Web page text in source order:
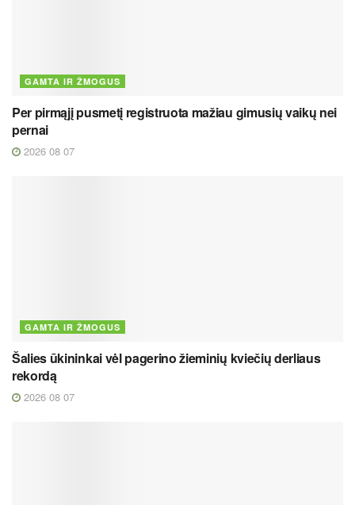
GAMTA IR ŽMOGUS
Per pirmąjį pusmetį registruota mažiau gimusių vaikų nei
pernai
2026 08 07
GAMTA IR ŽMOGUS
Šalies ūkininkai vėl pagerino žieminių kviečių derliaus
rekordą
2026 08 07